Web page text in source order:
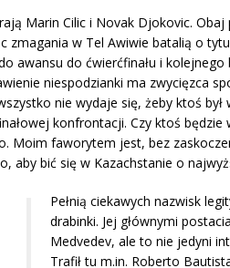
Marin Cilic i Novak Djokovic.
zmagania w Tel Awiwie batalią o
awansu do ćwierćfinału i
niespodzianki ma zwycięzca
nie wydaje się, żeby ktoś
konfrontacji. Czy ktoś będzie
Moim faworytem jest, bez
aby bić się w Kazachstanie o
Pełnią ciekawych nazwisk
drabinki. Jej głównymi
Medvedev, ale to nie jedyni
Trafił tu m.in. Roberto